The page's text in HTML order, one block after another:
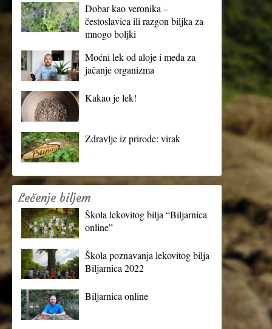
Dobar kao veronika –
čestoslavica ili razgon biljka za
mnogo boljki
Moćni lek od aloje i meda za
jačanje organizma
Kakao je lek!
Zdravlje iz prirode: virak
Lečenje biljem
Škola lekovitog bilja “Biljarnica
online”
Škola poznavanja lekovitog bilja
Biljarnica 2022
Biljarnica online